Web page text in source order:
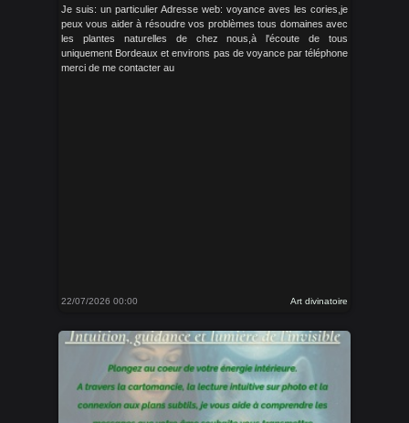
Je suis: un particulier Adresse web: voyance aves les cories,je
peux vous aider à résoudre vos problèmes tous domaines avec
les plantes naturelles de chez nous,à l'écoute de tous
uniquement Bordeaux et environs pas de voyance par téléphone
merci de me contacter au
22/07/2026 00:00 Art divinatoire